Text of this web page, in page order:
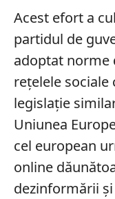
Acest efort a
partidul de
adoptat norme
rețelele sociale
legislație
Uniunea
cel european
online
dezinformării